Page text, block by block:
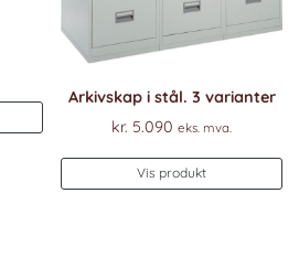
Arkivskap i stål. 3 varianter
kr. 5.090 eks. mva.
Vis produkt